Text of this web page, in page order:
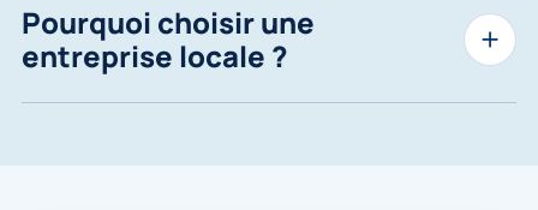
Pourquoi choisir une
entreprise locale ?